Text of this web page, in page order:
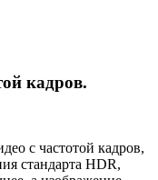
кадров.
с частотой кадров,
стандарта HDR,